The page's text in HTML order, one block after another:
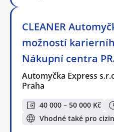
CLEANER
možností
Nákupní centra
Automyčka Express
Praha
40 000 – 50 000 Kč
Vhodné také pro